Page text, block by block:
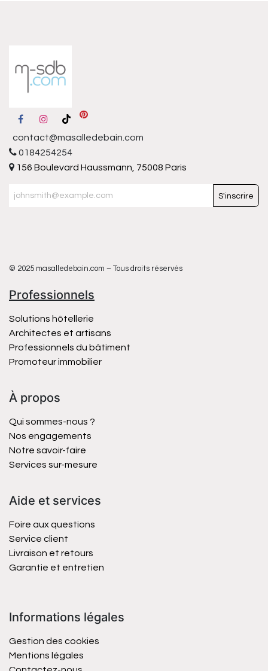
contact@masalledebain.com
0184254254
156 Boulevard Haussmann, 75008 Paris
S'inscrire
© 2025 masalledebain.com – Tous droits réservés
Professionnels
Solutions hôtellerie
Architectes et artisans
Professionnels du bâtiment
Promoteur immobilier
À propos
Qui sommes-nous ?
Nos engagements
Notre savoir-faire
Services sur-mesure
Aide et services
Foire aux questions
Service client
Livraison et retours
Garantie et entretien
Informations légales
Gestion des cookies
Mentions légales